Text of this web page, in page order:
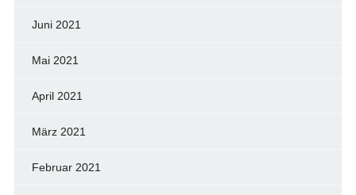
Juni 2021
Mai 2021
April 2021
März 2021
Februar 2021